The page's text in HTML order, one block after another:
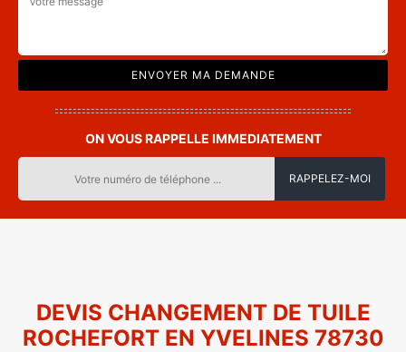
ON VOUS RAPPELLE IMMEDIATEMENT
DEVIS CHANGEMENT DE TUILE
ROCHEFORT EN YVELINES 78730